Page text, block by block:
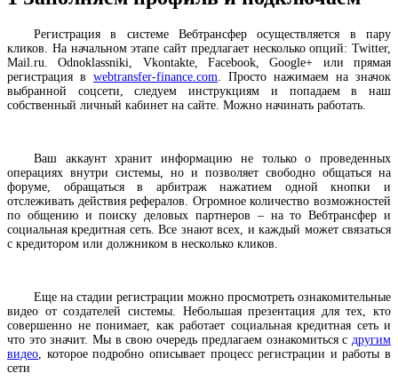
Регистрация в системе Вебтрансфер осуществляется в пару
кликов. На начальном этапе сайт предлагает несколько опций: Twitter,
Mail.ru. Odnoklassniki, Vkontakte, Facebook, Google+ или прямая
регистрация в webtransfer-finance.com. Просто нажимаем на значок
выбранной соцсети, следуем инструкциям и попадаем в наш
собственный личный кабинет на сайте. Можно начинать работать.
Ваш аккаунт хранит информацию не только о проведенных
операциях внутри системы, но и позволяет свободно общаться на
форуме, обращаться в арбитраж нажатием одной кнопки и
отслеживать действия рефералов. Огромное количество возможностей
по общению и поиску деловых партнеров – на то Вебтрансфер и
социальная кредитная сеть. Все знают всех, и каждый может связаться
с кредитором или должником в несколько кликов.
Еще на стадии регистрации можно просмотреть ознакомительные
видео от создателей системы. Небольшая презентация для тех, кто
совершенно не понимает, как работает социальная кредитная сеть и
что это значит. Мы в свою очередь предлагаем ознакомиться с другим
видео, которое подробно описывает процесс регистрации и работы в
сети